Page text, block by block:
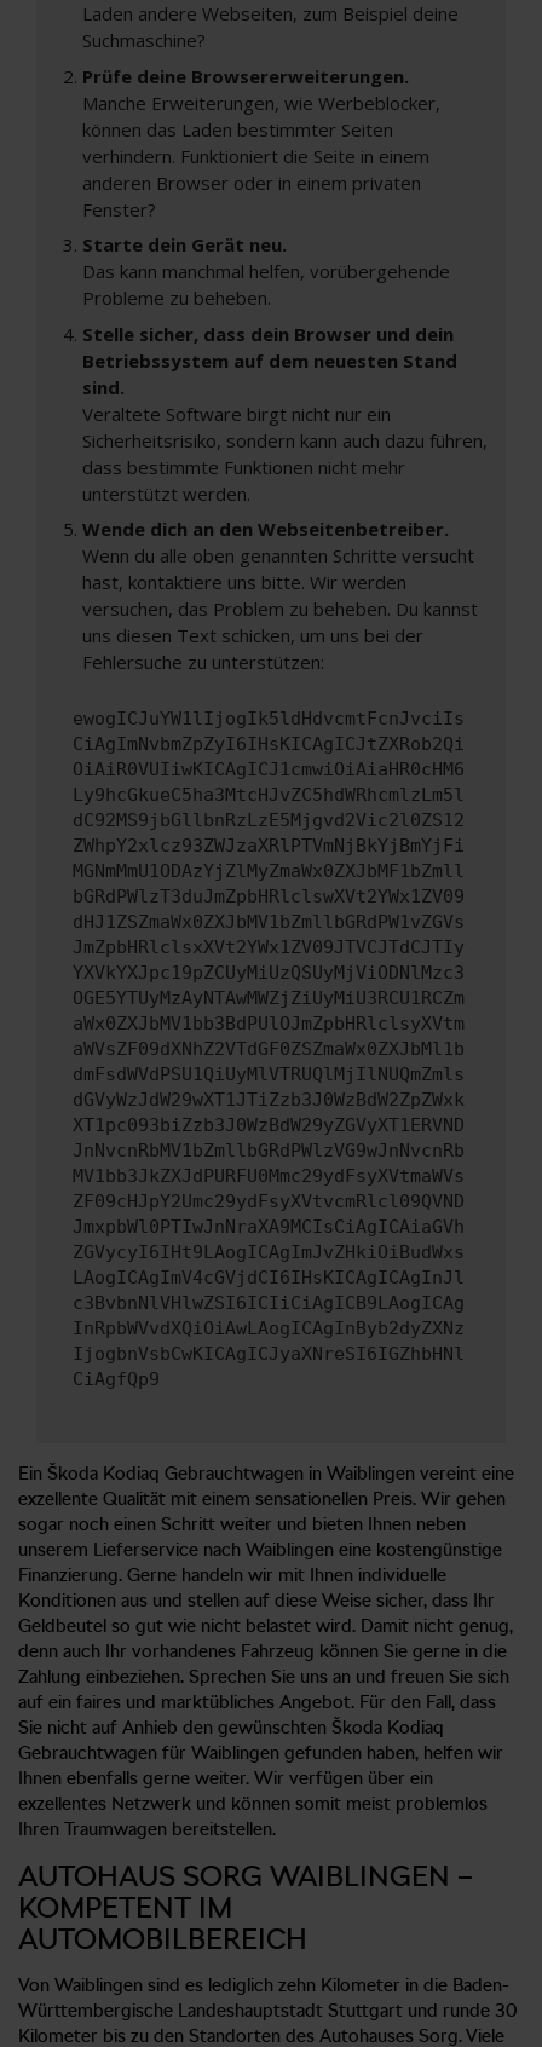
Laden andere Webseiten, zum Beispiel deine
Suchmaschine?
Prüfe deine Browsererweiterungen.
Manche Erweiterungen, wie Werbeblocker,
können das Laden bestimmter Seiten
verhindern. Funktioniert die Seite in einem
anderen Browser oder in einem privaten
Fenster?
Starte dein Gerät neu.
Das kann manchmal helfen, vorübergehende
Probleme zu beheben.
Stelle sicher, dass dein Browser und dein
Betriebssystem auf dem neuesten Stand
sind.
Veraltete Software birgt nicht nur ein
Sicherheitsrisiko, sondern kann auch dazu führen,
dass bestimmte Funktionen nicht mehr
unterstützt werden.
Wende dich an den Webseitenbetreiber.
Wenn du alle oben genannten Schritte versucht
hast, kontaktiere uns bitte. Wir werden
versuchen, das Problem zu beheben. Du kannst
uns diesen Text schicken, um uns bei der
Fehlersuche zu unterstützen:
ewogICJuYW1lIjogIk5ldHdvcmtFcnJvciIs
CiAgImNvbmZpZyI6IHsKICAgICJtZXRob2Qi
OiAiR0VUIiwKICAgICJ1cmwiOiAiaHR0cHM6
Ly9hcGkueC5ha3MtcHJvZC5hdWRhcmlzLm5l
dC92MS9jbGllbnRzLzE5Mjgvd2Vic2l0ZS12
ZWhpY2xlcz93ZWJzaXRlPTVmNjBkYjBmYjFi
MGNmMmU1ODAzYjZlMyZmaWx0ZXJbMF1bZmll
bGRdPWlzT3duJmZpbHRlclswXVt2YWx1ZV09
dHJ1ZSZmaWx0ZXJbMV1bZmllbGRdPW1vZGVs
JmZpbHRlclsxXVt2YWx1ZV09JTVCJTdCJTIy
YXVkYXJpc19pZCUyMiUzQSUyMjViODNlMzc3
OGE5YTUyMzAyNTAwMWZjZiUyMiU3RCU1RCZm
aWx0ZXJbMV1bb3BdPUlOJmZpbHRlclsyXVtm
aWVsZF09dXNhZ2VTdGF0ZSZmaWx0ZXJbMl1b
dmFsdWVdPSU1QiUyMlVTRUQlMjIlNUQmZmls
dGVyWzJdW29wXT1JTiZzb3J0WzBdW2ZpZWxk
XT1pc093biZzb3J0WzBdW29yZGVyXT1ERVND
JnNvcnRbMV1bZmllbGRdPWlzVG9wJnNvcnRb
MV1bb3JkZXJdPURFU0Mmc29ydFsyXVtmaWVs
ZF09cHJpY2Umc29ydFsyXVtvcmRlcl09QVND
JmxpbWl0PTIwJnNraXA9MCIsCiAgICAiaGVh
ZGVycyI6IHt9LAogICAgImJvZHkiOiBudWxs
LAogICAgImV4cGVjdCI6IHsKICAgICAgInJl
c3BvbnNlVHlwZSI6ICIiCiAgICB9LAogICAg
InRpbWVvdXQiOiAwLAogICAgInByb2dyZXNz
IjogbnVsbCwKICAgICJyaXNreSI6IGZhbHNl
CiAgfQp9
Ein Škoda Kodiaq Gebrauchtwagen in Waiblingen vereint eine
exzellente Qualität mit einem sensationellen Preis. Wir gehen
sogar noch einen Schritt weiter und bieten Ihnen neben
unserem Lieferservice nach Waiblingen eine kostengünstige
Finanzierung. Gerne handeln wir mit Ihnen individuelle
Konditionen aus und stellen auf diese Weise sicher, dass Ihr
Geldbeutel so gut wie nicht belastet wird. Damit nicht genug,
denn auch Ihr vorhandenes Fahrzeug können Sie gerne in die
Zahlung einbeziehen. Sprechen Sie uns an und freuen Sie sich
auf ein faires und marktübliches Angebot. Für den Fall, dass
Sie nicht auf Anhieb den gewünschten Škoda Kodiaq
Gebrauchtwagen für Waiblingen gefunden haben, helfen wir
Ihnen ebenfalls gerne weiter. Wir verfügen über ein
exzellentes Netzwerk und können somit meist problemlos
Ihren Traumwagen bereitstellen.
AUTOHAUS SORG WAIBLINGEN –
KOMPETENT IM
AUTOMOBILBEREICH
Von Waiblingen sind es lediglich zehn Kilometer in die Baden-
Württembergische Landeshauptstadt Stuttgart und runde 30
Kilometer bis zu den Standorten des Autohauses Sorg. Viele